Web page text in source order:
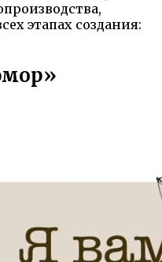
этапах создания: